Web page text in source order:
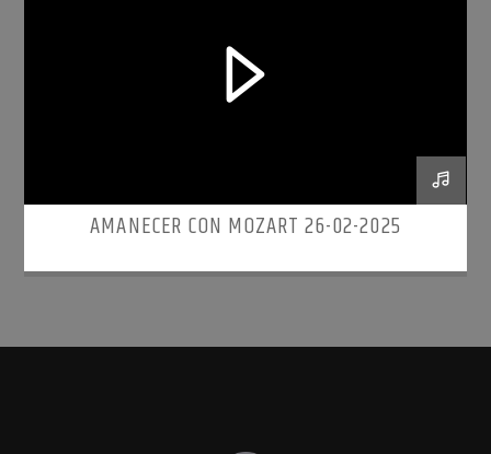
AMANECER CON MOZART 26-02-2025